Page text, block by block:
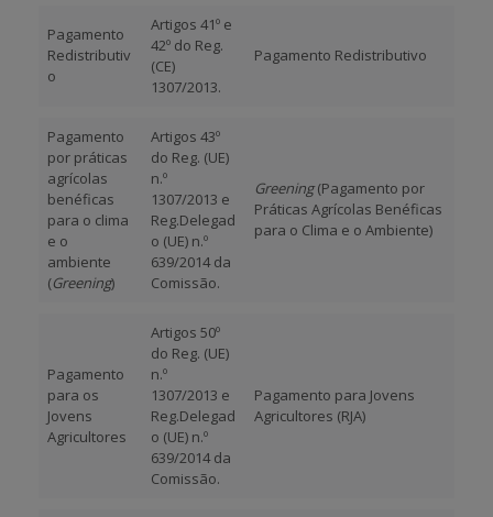
Pagamento
Redistributiv
o
Artigos 41º e
42º do Reg.
(CE)
1307/2013.
Pagamento Redistributivo
Pagamento
por práticas
agrícolas
benéficas
para o clima
e o
ambiente
(Greening)
Artigos 43º
do Reg. (UE)
n.º
1307/2013 e
Reg.Delegad
o (UE) n.º
639/2014 da
Comissão.
Greening(Pagamento por
Práticas Agrícolas Benéficas
para o Clima e o Ambiente)
Pagamento
para os
Jovens
Agricultores
Artigos 50º
do Reg. (UE)
n.º
1307/2013 e
Reg.Delegad
o (UE) n.º
639/2014 da
Comissão.
Pagamento para Jovens
Agricultores (RJA)